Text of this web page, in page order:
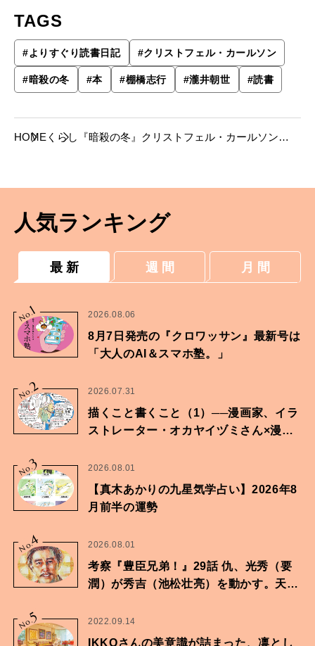
TAGS
#よりすぐり読書日記 #クリストフェル・カールソン
#暗殺の冬 #本 #棚橋志行 #瀧井朝世 #読書
HOME くらし
『暗殺の冬』クリストフェル・カールソン
人気ランキング
最 新 週 間 月 間
No.
1 2026.08.06
8月7日発売の『クロワッサン』最新号は
「大人のAI＆スマホ塾。」
No.2 2026.07.31
描くこと書くこと（1）──漫画家、イラ
ストレーター・オカヤイヅミさん×漫画
No.
3 2026.08.01
【真木あかりの九星気学占い】2026年8
月前半の運勢
No.
4 2026.08.01
考察『豊臣兄弟！』29話 仇、光秀（要
潤）が秀吉（池松壮亮）を動かす。天下
No.
5 2022.09.14
IKKOさんの美意識が詰まった、凛とし